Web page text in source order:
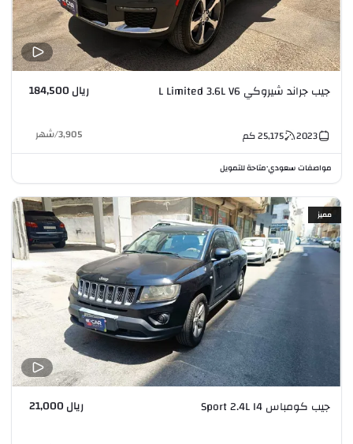
جيب جراند شيروكي L Limited 3.6L V6 ريال 184,500
2023
25,175كم 3,905
/شهر
مواصفات سعودي•متاحة للتمويل
مميز
جيب كومباس Sport 2.4L I4 ريال 21,000